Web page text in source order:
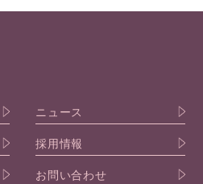
ニュース
採用情報
お問い合わせ